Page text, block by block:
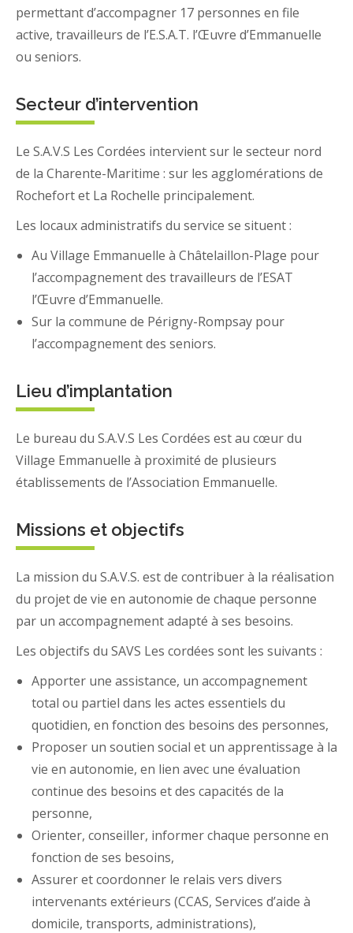
permettant d’accompagner 17 personnes en file
active, travailleurs de l’E.S.A.T. l’Œuvre d’Emmanuelle
ou seniors.
Secteur d’intervention
Le S.A.V.S Les Cordées intervient sur le secteur nord
de la Charente-Maritime : sur les agglomérations de
Rochefort et La Rochelle principalement.
Les locaux administratifs du service se situent :
Au Village Emmanuelle à Châtelaillon-Plage pour
l’accompagnement des travailleurs de l’ESAT
l’Œuvre d’Emmanuelle.
Sur la commune de Périgny-Rompsay pour
l’accompagnement des seniors.
Lieu d’implantation
Le bureau du S.A.V.S Les Cordées est au cœur du
Village Emmanuelle à proximité de plusieurs
établissements de l’Association Emmanuelle.
Missions et objectifs
La mission du S.A.V.S. est de contribuer à la réalisation
du projet de vie en autonomie de chaque personne
par un accompagnement adapté à ses besoins.
Les objectifs du SAVS Les cordées sont les suivants :
Apporter une assistance, un accompagnement
total ou partiel dans les actes essentiels du
quotidien, en fonction des besoins des personnes,
Proposer un soutien social et un apprentissage à la
vie en autonomie, en lien avec une évaluation
continue des besoins et des capacités de la
personne,
Orienter, conseiller, informer chaque personne en
fonction de ses besoins,
Assurer et coordonner le relais vers divers
intervenants extérieurs (CCAS, Services d’aide à
domicile, transports, administrations),